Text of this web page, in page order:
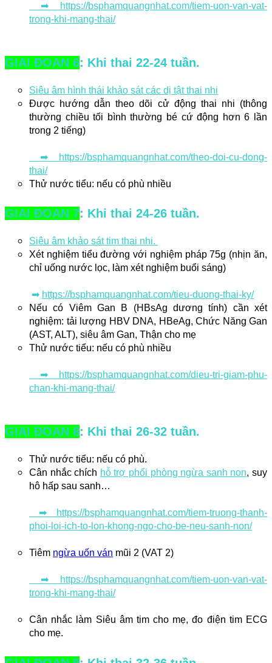
trong-khi-mang-thai/
GIAI ĐOẠN 6: Khi thai 22-24 tuần.
Siêu âm hình thái khảo sát các dị tật thai nhi
Được hướng dẫn theo dõi cử động thai nhi (thông
thường chiều tối bình thường bé cứ động hơn 6 lần
trong 2 tiếng)
thai/
Thử nước tiểu: nếu có phù nhiều
GIAI ĐOẠN 7: Khi thai 24-26 tuần.
Siêu âm khảo sát tim thai nhi.
Xét nghiệm tiểu đường với nghiệm pháp 75g (nhịn ăn,
chỉ uống nước lọc, làm xét nghiệm buổi sáng)
➡ https://bsphamquangnhat.com/tieu-duong-thai-ky/
Nếu có Viêm Gan B (HBsAg dương tính) cần xét
nghiệm: tải lượng HBV DNA, HBeAg, Chức Năng Gan
(AST, ALT), siêu âm Gan, Thận cho mẹ
Thử nước tiểu: nếu có phù nhiều
chan-khi-mang-thai/
GIAI ĐOẠN 8: Khi thai 26-32 tuần.
Thử nước tiểu: nếu có phù.
Cân nhắc chích hỗ trợ phổi phòng ngừa sanh non, suy
hô hấp sau sanh…
phoi-loi-ich-to-lon-khong-ngo-cho-be-neu-sanh-non/
Tiêm ngừa uốn ván mũi 2 (VAT 2)
trong-khi-mang-thai/
Cân nhắc làm Siêu âm tim cho mẹ, đo điện tim ECG
cho mẹ.